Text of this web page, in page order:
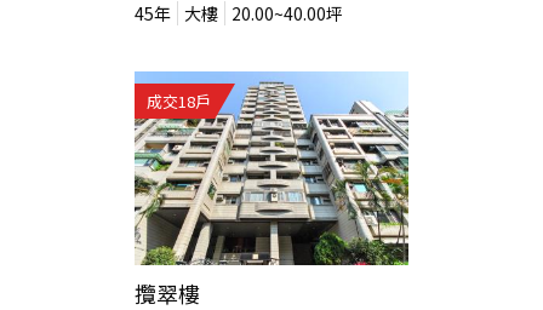
45年 大樓 20.00~40.00坪
成交18戶
攬翠樓